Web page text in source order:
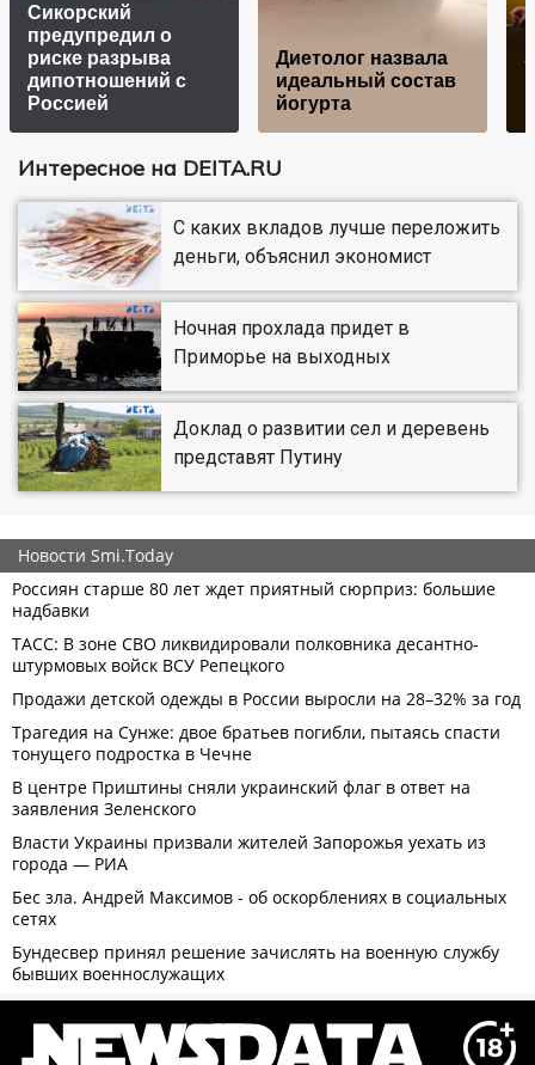
Сикорский
предупредил о
риске разрыва
дипотношений с
Россией
Диетолог назвала
идеальный состав
йогурта
Интересное на DEITA.RU
С каких вкладов лучше переложить
деньги, объяснил экономист
Ночная прохлада придет в
Приморье на выходных
Доклад о развитии сел и деревень
представят Путину